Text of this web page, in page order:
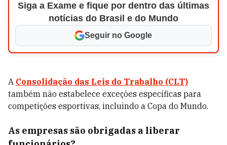
Siga a Exame e fique por dentro das últimas
notícias do Brasil e do Mundo
Seguir no Google
A Consolidação das Leis do Trabalho (CLT)
também não estabelece exceções específicas para
competições esportivas, incluindo a Copa do Mundo.
As empresas são obrigadas a liberar